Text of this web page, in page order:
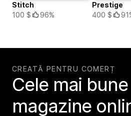
Stitch
100 $
96%
Prestige
400 $
CREATĂ PENTRU COMERȚ
Cele mai bune
magazine